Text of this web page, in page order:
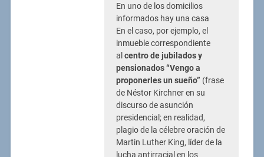
En uno de los domicilios
informados hay una casa
En el caso, por ejemplo, el
inmueble correspondiente
al centro de jubilados y
pensionados “Vengo a
proponerles un sueño” (frase
de Néstor Kirchner en su
discurso de asunción
presidencial; en realidad,
plagio de la célebre oración de
Martin Luther King, líder de la
lucha antirracial en los